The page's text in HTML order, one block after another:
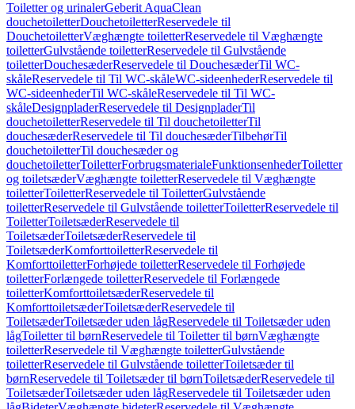
Toiletter og urinalerGeberit AquaClean
douchetoiletterDouchetoiletterReservedele til
DouchetoiletterVæghængte toiletterReservedele til Væghængte
toiletterGulvstående toiletterReservedele til Gulvstående
toiletterDouchesæderReservedele til DouchesæderTil WC-
skåleReservedele til Til WC-skåleWC-sideenhederReservedele til
WC-sideenhederTil WC-skåleReservedele til Til WC-
skåleDesignpladerReservedele til DesignpladerTil
douchetoiletterReservedele til Til douchetoiletterTil
douchesæderReservedele til Til douchesæderTilbehørTil
douchetoiletterTil douchesæder og
douchetoiletterToiletterForbrugsmaterialeFunktionsenhederToiletter
og toiletsæderVæghængte toiletterReservedele til Væghængte
toiletterToiletterReservedele til ToiletterGulvstående
toiletterReservedele til Gulvstående toiletterToiletterReservedele til
ToiletterToiletsæderReservedele til
ToiletsæderToiletsæderReservedele til
ToiletsæderKomforttoiletterReservedele til
KomforttoiletterForhøjede toiletterReservedele til Forhøjede
toiletterForlængede toiletterReservedele til Forlængede
toiletterKomforttoiletsæderReservedele til
KomforttoiletsæderToiletsæderReservedele til
ToiletsæderToiletsæder uden lågReservedele til Toiletsæder uden
lågToiletter til børnReservedele til Toiletter til børnVæghængte
toiletterReservedele til Væghængte toiletterGulvstående
toiletterReservedele til Gulvstående toiletterToiletsæder til
børnReservedele til Toiletsæder til børnToiletsæderReservedele til
ToiletsæderToiletsæder uden lågReservedele til Toiletsæder uden